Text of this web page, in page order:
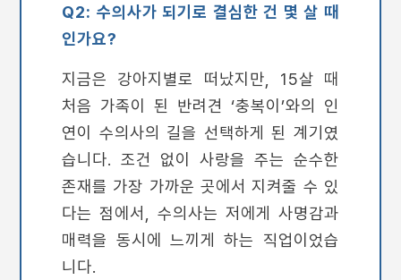
Q2: 수의사가 되기로 결심한 건 몇 살 때
인가요?
지금은 강아지별로 떠났지만, 15살 때
처음 가족이 된 반려견 ‘충복이’와의 인
연이 수의사의 길을 선택하게 된 계기였
습니다. 조건 없이 사랑을 주는 순수한
존재를 가장 가까운 곳에서 지켜줄 수 있
다는 점에서, 수의사는 저에게 사명감과
매력을 동시에 느끼게 하는 직업이었습
니다.